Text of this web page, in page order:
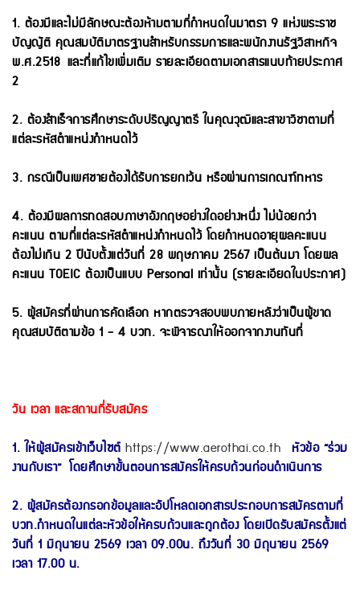
1. ต้องมีและไม่มีลักษณะต้องห้ามตามที่กำหนดในมาตรา 9 แห่งพระราช
บัญญัติ คุณสมบัติมาตรฐานสำหรับกรรมการและพนักงานรัฐวิสาหกิจ
พ.ศ.2518 และที่แก้ไขเพิ่มเติม รายละเอียดตามเอกสารแนบท้ายประกาศ
2
2. ต้องสำเร็จการศึกษาระดับปริญญาตรี ในคุณวุฒิและสาขาวิชาตามที่
แต่ละรหัสตำแหน่งกำหนดไว้
3. กรณีเป็นเพศชายต้องได้รับการยกเว้น หรือผ่านการเกณฑ์ทหาร
4. ต้องมีผลการทดสอบภาษาอังกฤษอย่างใดอย่างหนึ่ง ไม่น้อยกว่า
คะแนน ตามที่แต่ละรหัสตำแหน่งกำหนดไว้ โดยกำหนดอายุผลคะแนน
ต้องไม่เกิน 2 ปีนับตั้งแต่วันที่ 28 พฤษภาคม 2567 เป็นต้นมา โดยผล
คะแนน TOEIC ต้องเป็นแบบ Personal เท่านั้น (รายละเอียดในประกาศ)
5. ผู้สมัครที่ผ่านการคัดเลือก หากตรวจสอบพบภายหลังว่าเป็นผู้ขาด
คุณสมบัติตามข้อ 1 - 4 บวท. จะพิจารณาให้ออกจากงานทันที่
วัน เวลา และสถานที่รับสมัคร
1. ให้ผู้สมัครเข้าเว็บไซต์ https://www.aerothai.co.th หัวข้อ “ร่วม
งานกับเรา” โดยศึกษาขั้นตอนการสมัครให้ครบถ้วนก่อนดำเนินการ
2. ผู้สมัครต้องกรอกข้อมูลและอัปโหลดเอกสารประกอบการสมัครตามที่
บวท.กำหนดในแต่ละหัวข้อให้ครบถ้วนและถูกต้อง โดยเปิดรับสมัครตั้งแต่
วันที่ 1 มิถุนายน 2569 เวลา 09.00น. ถึงวันที่ 30 มิถุนายน 2569
เวลา 17.00 น.